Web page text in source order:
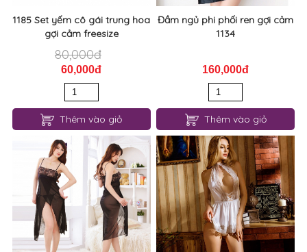
Thêm vào giỏ
1185 Set yếm cô gái trung hoa
gợi cảm freesize
80,000đ
60,000đ
Đầm ngủ phi phối ren gợi cảm
1134
160,000đ